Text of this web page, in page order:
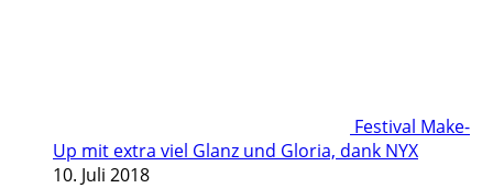
Festival Make-
Up mit extra viel Glanz und Gloria, dank NYX
10. Juli 2018